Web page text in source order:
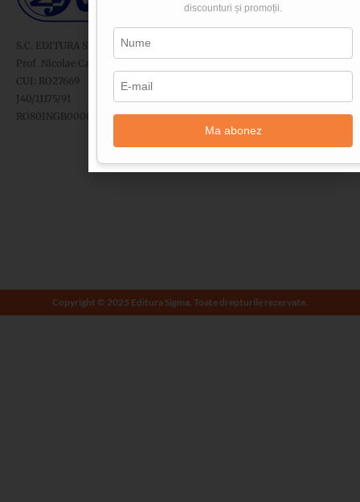
S.C. EDITURA SIGMA SRL
Prof. Nicolae Cartojan nr. 11-13, sector 2, București
CUI: RO27669
J40/11175/91
RO80INGB0000999918273592 - ING Bank
Copyright © 2025 Editura Sigma. Toate drepturile rezervate.
discounturi și promoții.
Ma abonez